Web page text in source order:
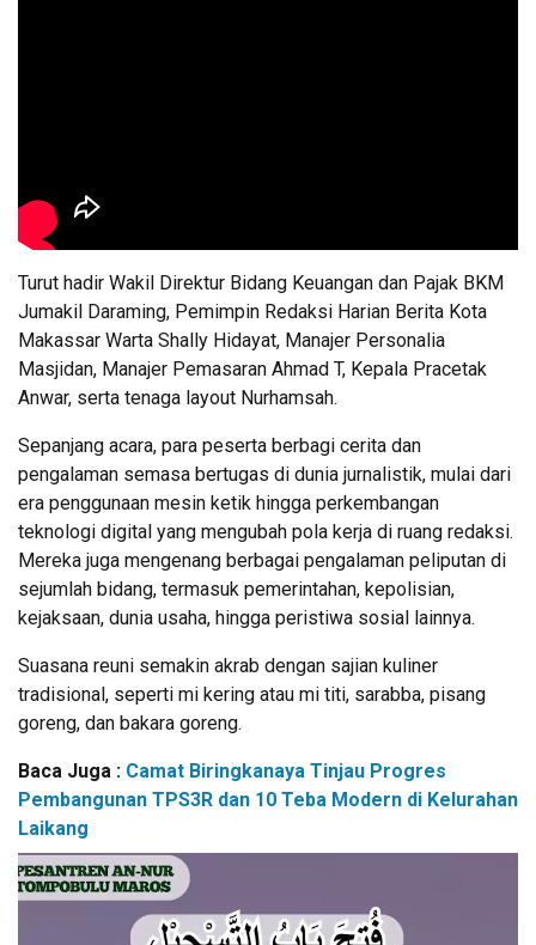
Turut hadir Wakil Direktur Bidang Keuangan dan Pajak BKM
Jumakil Daraming, Pemimpin Redaksi Harian Berita Kota
Makassar Warta Shally Hidayat, Manajer Personalia
Masjidan, Manajer Pemasaran Ahmad T, Kepala Pracetak
Anwar, serta tenaga layout Nurhamsah.
Sepanjang acara, para peserta berbagi cerita dan
pengalaman semasa bertugas di dunia jurnalistik, mulai dari
era penggunaan mesin ketik hingga perkembangan
teknologi digital yang mengubah pola kerja di ruang redaksi.
Mereka juga mengenang berbagai pengalaman peliputan di
sejumlah bidang, termasuk pemerintahan, kepolisian,
kejaksaan, dunia usaha, hingga peristiwa sosial lainnya.
Suasana reuni semakin akrab dengan sajian kuliner
tradisional, seperti mi kering atau mi titi, sarabba, pisang
goreng, dan bakara goreng.
Baca Juga : Camat Biringkanaya Tinjau Progres
Pembangunan TPS3R dan 10 Teba Modern di Kelurahan
Laikang